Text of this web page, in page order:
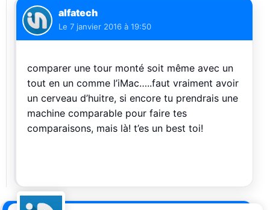
alfatech
Le 7 janvier 2016 à 19:50
comparer une tour monté soit même avec un
tout en un comme l’iMac…..faut vraiment avoir
un cerveau d’huitre, si encore tu prendrais une
machine comparable pour faire tes
comparaisons, mais là! t’es un best toi!